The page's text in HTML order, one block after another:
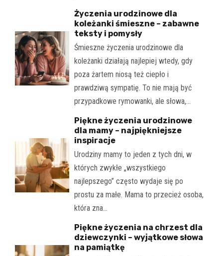
Życzenia urodzinowe dla
koleżanki śmieszne – zabawne
teksty i pomysły
Śmieszne życzenia urodzinowe dla
koleżanki działają najlepiej wtedy, gdy
poza żartem niosą też ciepło i
prawdziwą sympatię. To nie mają być
przypadkowe rymowanki, ale słowa,…
Piękne życzenia urodzinowe
dla mamy – najpiękniejsze
inspiracje
Urodziny mamy to jeden z tych dni, w
których zwykłe „wszystkiego
najlepszego” często wydaje się po
prostu za małe. Mama to przecież osoba,
która zna…
Piękne życzenia na chrzest dla
dziewczynki – wyjątkowe słowa
na pamiątkę